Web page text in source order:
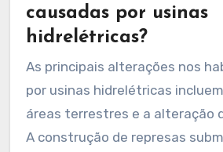
causadas por usinas
hidrelétricas?
As principais alterações nos
por usinas hidrelétricas
áreas terrestres e a alteração
A construção de represas